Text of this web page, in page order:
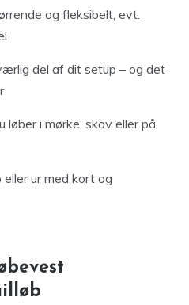
og fleksibelt, evt.
del af dit setup – og det
løber i mørke, skov eller på
eller ur med kort og